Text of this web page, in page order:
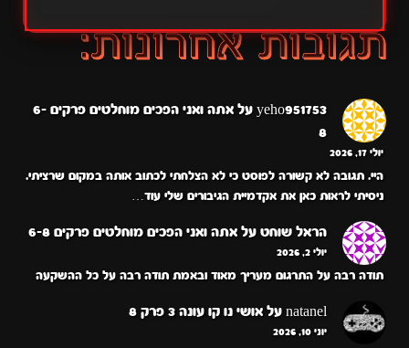
yeho951753 על
אתה ואני הפכים מוחלטים פרקים 6-
8
יולי 17, 2026
היי. תגובה לא קשורה לפוסט כי לא הצלחתי לכתוב אותה במקום שרציתי.
ניסיתי לראות כאן את אקדמיית הגיבורים שלי עוד…
הראל שוחט על אתה ואני הפכים מוחלטים פרקים 6-8
יולי 2, 2026
תודה רבה על התרגום מעריך מאוד ובאמת תודה רבה על כל ההשקעה
natanel על אושי נו קו עונה 3 פרק 8
יוני 10, 2026